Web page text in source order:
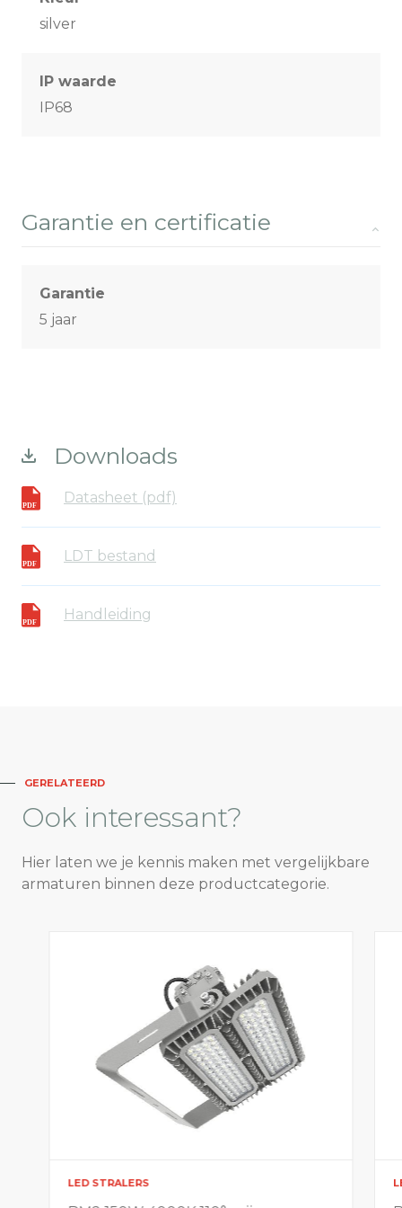
silver
IP waarde
IP68
Garantie en certificatie
Garantie
5 jaar
Downloads
Datasheet (pdf)
LDT bestand
Handleiding
GERELATEERD
Ook interessant?
Hier laten we je kennis maken met vergelijkbare
armaturen binnen deze productcategorie.
LED STRALERS